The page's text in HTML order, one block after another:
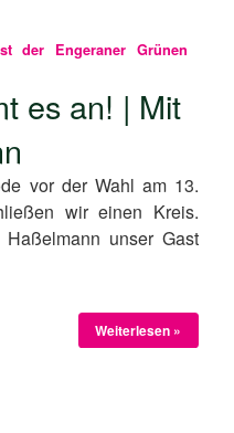
der Engeraner Grünen
es an! | Mit
vor der Wahl am 13.
wir einen Kreis.
unser Gast
Weiterlesen »